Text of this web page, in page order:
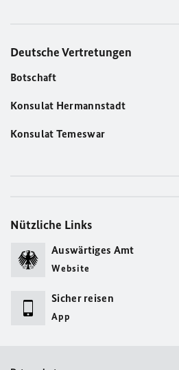
Deutsche Vertretungen
Botschaft
Konsulat Hermannstadt
Konsulat Temeswar
Nützliche Links
Auswärtiges Amt
Website
Sicher reisen
App